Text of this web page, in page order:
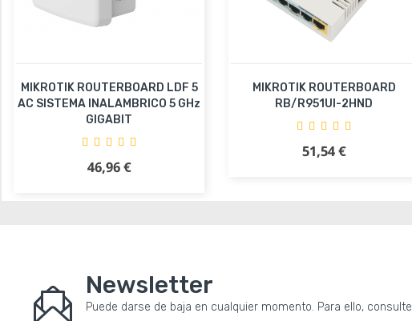
MIKROTIK ROUTERBOARD LDF 5
AC SISTEMA INALAMBRICO 5 GHz
GIGABIT
Precio
46,96 €
Añadir al carrito
MIKROTIK ROUTERBOARD
RB/R951UI-2HND
Precio
51,54 €
Añadir al carrito
Newsletter
Puede darse de baja en cualquier momento. Para ello, consulte